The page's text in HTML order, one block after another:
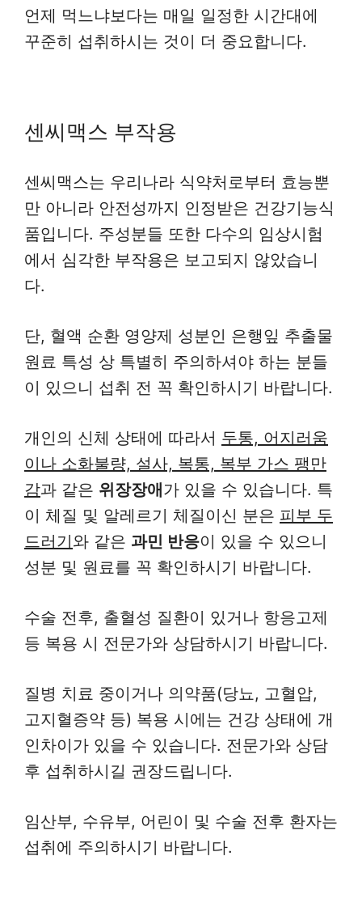
언제 먹느냐보다는 매일 일정한 시간대에
꾸준히 섭취하시는 것이 더 중요합니다.
센씨맥스 부작용
센씨맥스는 우리나라 식약처로부터 효능뿐
만 아니라 안전성까지 인정받은 건강기능식
품입니다. 주성분들 또한 다수의 임상시험
에서 심각한 부작용은 보고되지 않았습니
다.
단, 혈액 순환 영양제 성분인 은행잎 추출물
원료 특성 상 특별히 주의하셔야 하는 분들
이 있으니 섭취 전 꼭 확인하시기 바랍니다.
개인의 신체 상태에 따라서 두통, 어지러움
이나 소화불량, 설사, 복통, 복부 가스 팽만
감과 같은 위장장애가 있을 수 있습니다. 특
이 체질 및 알레르기 체질이신 분은 피부 두
드러기와 같은 과민 반응이 있을 수 있으니
성분 및 원료를 꼭 확인하시기 바랍니다.
수술 전후, 출혈성 질환이 있거나 항응고제
등 복용 시 전문가와 상담하시기 바랍니다.
질병 치료 중이거나 의약품(당뇨, 고혈압,
고지혈증약 등) 복용 시에는 건강 상태에 개
인차이가 있을 수 있습니다. 전문가와 상담
후 섭취하시길 권장드립니다.
임산부, 수유부, 어린이 및 수술 전후 환자는
섭취에 주의하시기 바랍니다.